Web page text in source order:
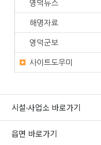
영덕뉴스
해명자료
영덕군보
사이트도우미
시설·사업소 바로가기
읍면 바로가기